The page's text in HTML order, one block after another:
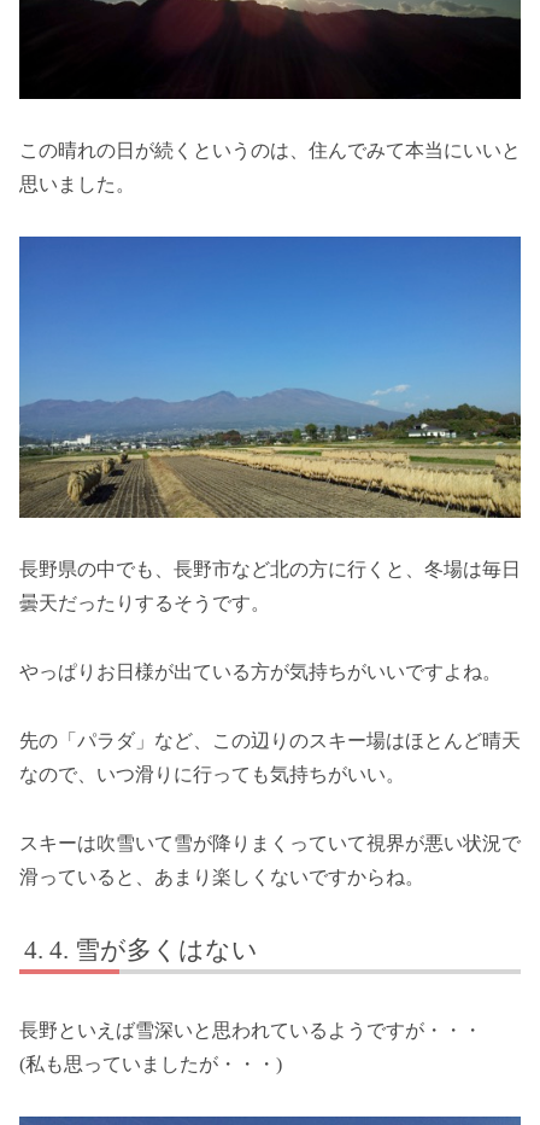
この晴れの日が続くというのは、住んでみて本当にいいと
思いました。
長野県の中でも、長野市など北の方に行くと、冬場は毎日
曇天だったりするそうです。
やっぱりお日様が出ている方が気持ちがいいですよね。
先の「パラダ」など、この辺りのスキー場はほとんど晴天
なので、いつ滑りに行っても気持ちがいい。
スキーは吹雪いて雪が降りまくっていて視界が悪い状況で
滑っていると、あまり楽しくないですからね。
4. 雪が多くはない
長野といえば雪深いと思われているようですが・・・
(私も思っていましたが・・・)